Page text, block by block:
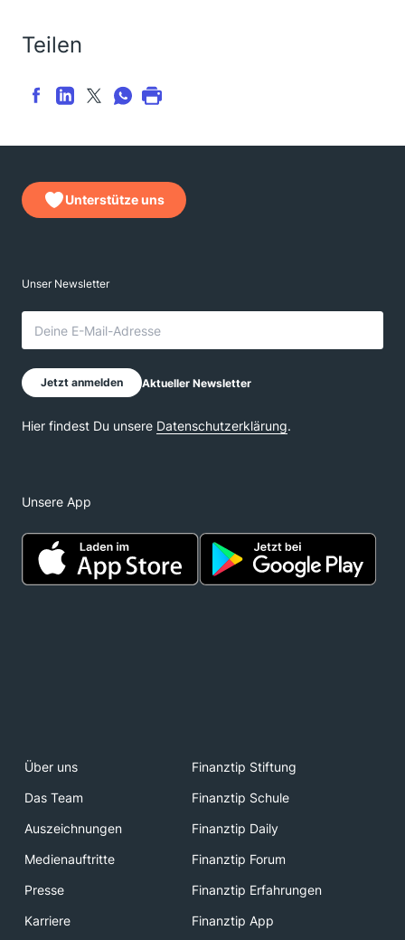
Teilen
Unterstütze uns
Unsere App
Über uns
Finanztip Stiftung
Das Team
Finanztip Schule
Auszeichnungen
Finanztip Daily
Medienauftritte
Finanztip Forum
Presse
Finanztip Erfahrungen
Karriere
Finanztip App